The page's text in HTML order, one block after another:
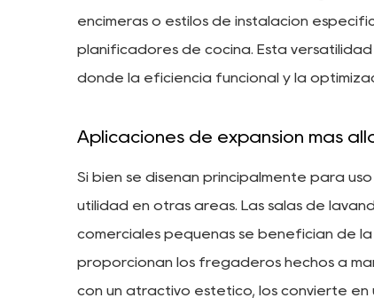
encimeras o estilos de instalación
planificadores de cocina. Esta
donde la eficiencia funcional y la
Aplicaciones de expansión más
Si bien se diseñan principalmente para
utilidad en otras áreas. Las salas de
comerciales pequeñas se benefician de
proporcionan los fregaderos hechos a
con un atractivo estético, los convierte